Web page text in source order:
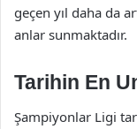
geçen yıl daha da
anlar sunmaktadır.
Tarihin En
Şampiyonlar Ligi